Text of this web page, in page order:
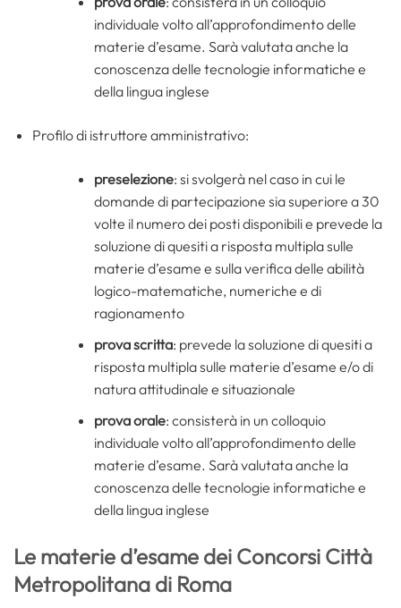
individuale volto all’approfondimento delle
materie d’esame. Sarà valutata anche la
conoscenza delle tecnologie informatiche e
della lingua inglese
Profilo di istruttore amministrativo:
preselezione: si svolgerà nel caso in cui le
domande di partecipazione sia superiore a 30
volte il numero dei posti disponibili e prevede la
soluzione di quesiti a risposta multipla sulle
materie d’esame e sulla verifica delle abilità
logico-matematiche, numeriche e di
ragionamento
prova scritta: prevede la soluzione di quesiti a
risposta multipla sulle materie d’esame e/o di
natura attitudinale e situazionale
prova orale: consisterà in un colloquio
individuale volto all’approfondimento delle
materie d’esame. Sarà valutata anche la
conoscenza delle tecnologie informatiche e
della lingua inglese
Le materie d’esame dei Concorsi Città
Metropolitana di Roma